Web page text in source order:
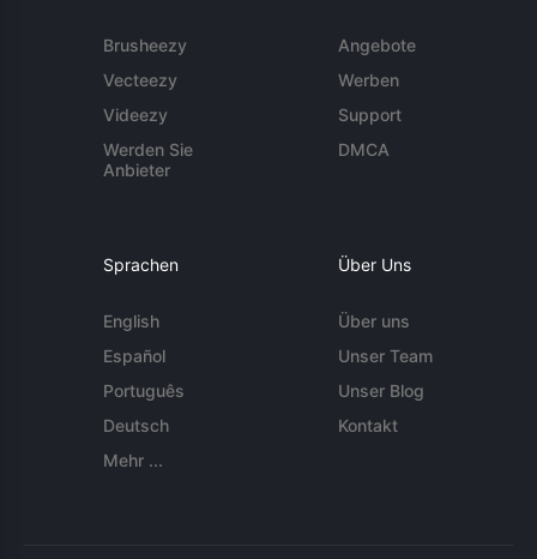
Brusheezy
Vecteezy
Videezy
Werden Sie
Anbieter
Angebote
Werben
Support
DMCA
Sprachen
English
Español
Português
Deutsch
Mehr ...
Über Uns
Über uns
Unser Team
Unser Blog
Kontakt